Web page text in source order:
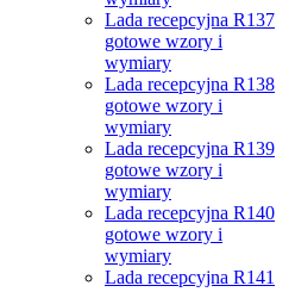
Lada recepcyjna R137
gotowe wzory i
wymiary
Lada recepcyjna R138
gotowe wzory i
wymiary
Lada recepcyjna R139
gotowe wzory i
wymiary
Lada recepcyjna R140
gotowe wzory i
wymiary
Lada recepcyjna R141